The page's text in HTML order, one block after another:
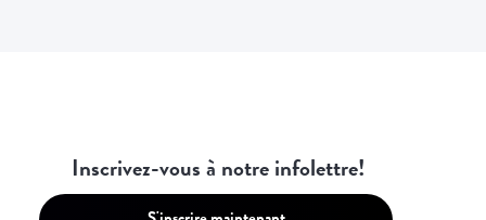
Inscrivez-vous à notre infolettre!